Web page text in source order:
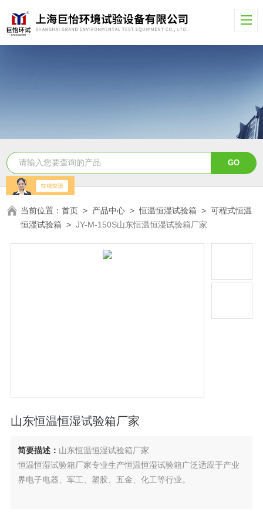
当前位置：首页 > 产品中心 >恒温恒湿试验箱 >可程式恒温
恒湿试验箱 >JY-M-150S山东恒温恒湿试验箱厂家
山东恒温恒湿试验箱厂家
简要描述： 山东恒温恒湿试验箱厂家
恒温恒湿试验箱厂家专业生产恒温恒湿试验箱广泛适应于产业
界电子电器、军工、塑胶、五金、化工等行业。